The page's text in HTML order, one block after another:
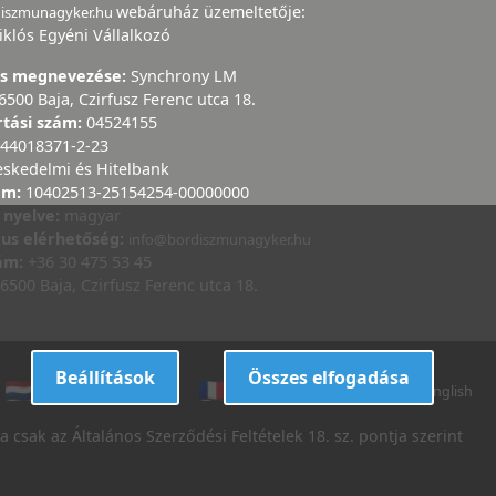
webáruház üzemeltetője:
Egyéni Vállalkozó
megnevezése: Synchrony LM
6500 Baja, Czirfusz Ferenc utca 18.
szám: 04524155
44018371-2-23
és Hitelbank
10402513-25154254-00000000
magyar
elérhetőség:
info@bordiszmunagyker.hu
+36 30 475 53 45
6500 Baja, Czirfusz Ferenc utca 18.
dutch danish french italian english
az Általános Szerződési Feltételek 18. sz. pontja szerint
Beállítások Összes elfogadása